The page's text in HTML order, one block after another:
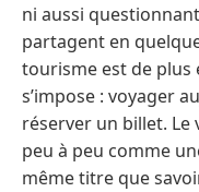
ni aussi
partagent en
tourisme est de plus
s’impose : voyager
réserver un billet. Le
peu à peu comme
même titre que